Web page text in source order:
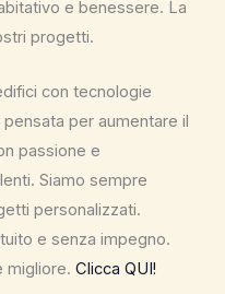
e benessere. La
progetti.
con tecnologie
pensata per aumentare il
passione e
Siamo sempre
personalizzati.
e senza impegno.
migliore.Clicca QUI!